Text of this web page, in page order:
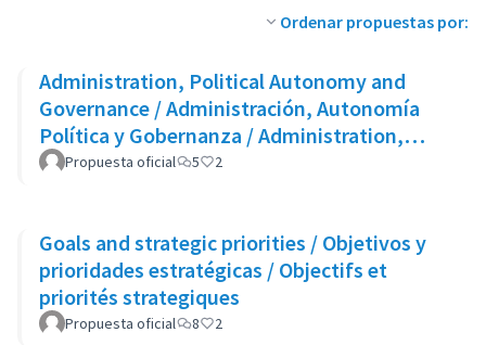
Ordenar propuestas por:
Administration, Political Autonomy and
Governance / Administración, Autonomía
Política y Gobernanza / Administration,
Autonomie Politique et Gouvernance
Propuesta oficial 5 2
Goals and strategic priorities / Objetivos y
prioridades estratégicas / Objectifs et
priorités strategiques
Propuesta oficial 8 2